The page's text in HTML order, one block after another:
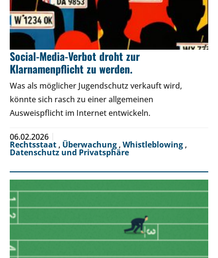
Social-Media-Verbot droht zur
Klarnamenpflicht zu werden.
Was als möglicher Jugendschutz verkauft wird,
könnte sich rasch zu einer allgemeinen
Ausweispflicht im Internet entwickeln.
06.02.2026
Rechtsstaat , Überwachung , Whistleblowing ,
Datenschutz und Privatsphäre